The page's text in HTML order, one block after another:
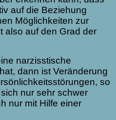
auf die Beziehung
Möglichkeiten zur
also auf den Grad der
narzisstische
dann ist Veränderung
so
nur sehr schwer
nur mit Hilfe einer